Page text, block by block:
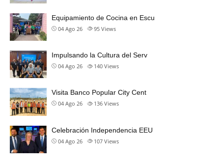
Equipamiento de Cocina en Escu
04 Ago 26 95 Views
Impulsando la Cultura del Serv
04 Ago 26 140 Views
Visita Banco Popular City Cent
04 Ago 26 136 Views
Celebración Independencia EEU
04 Ago 26 107 Views